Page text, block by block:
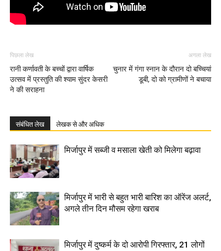
पिछला लेख
रानी कर्णावती के बच्चों द्वारा वार्षिक
उत्सव में प्रस्तुति की श्याम सुंदर केसरी
ने की सराहना
अगला लेख
चुनार में गंगा स्नान के दौरान दो बच्चियां
डूबी, दो को ग्रामीणों ने बचाया
संबंधित लेख लेखक से और अधिक
मिर्जापुर में सब्जी व मसाला खेती को मिलेगा बढ़ावा
मिर्जापुर में भारी से बहुत भारी बारिश का ऑरेंज अलर्ट,
अगले तीन दिन मौसम रहेगा खराब
मिर्जापुर में दुष्कर्म के दो आरोपी गिरफ्तार, 21 लोगों